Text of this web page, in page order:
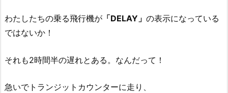
わたしたちの乗る飛行機が 「DELAY」 の表示になっている
ではないか！
それも2時間半の遅れとある。なんだって！
急いでトランジットカウンターに走り、